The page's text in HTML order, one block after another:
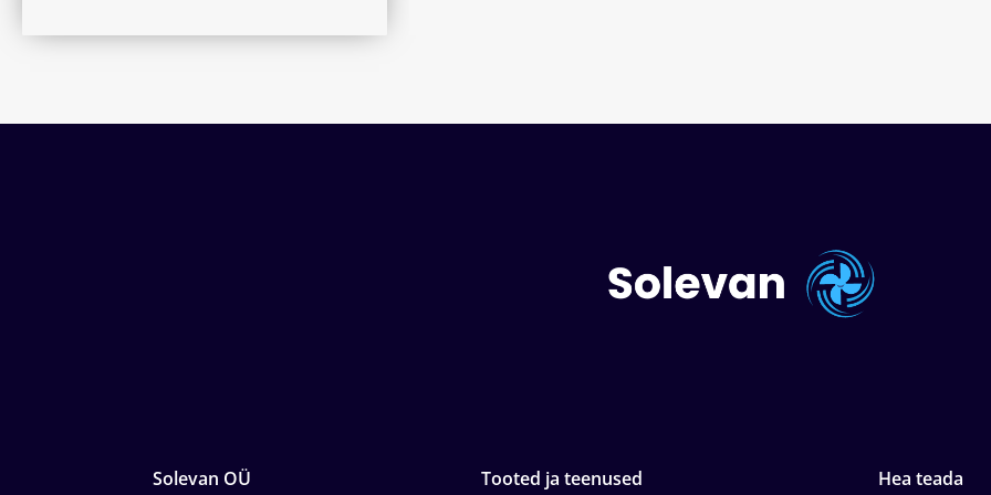
Solevan OÜ Tooted ja teenused Hea teada